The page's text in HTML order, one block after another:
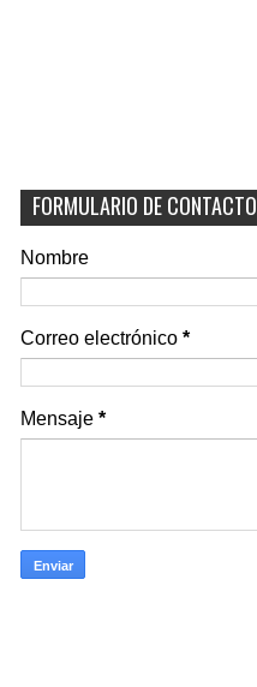
FORMULARIO DE CONTACTO
Nombre
Correo electrónico *
Mensaje *